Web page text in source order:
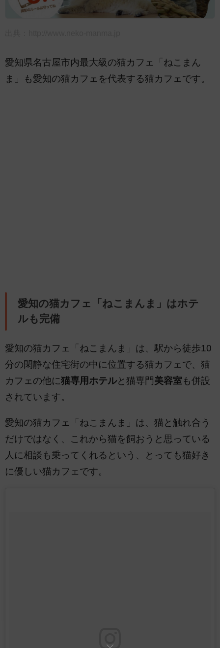
愛知県名古屋市内最大級の猫カフェ「ねこまん
ま」も愛知の猫カフェを代表する猫カフェです。
愛知の猫カフェ「ねこまんま」はホテ
ルも完備
愛知の猫カフェ「ねこまんま」は、駅から徒歩10
分の閑静な住宅街の中に位置する猫カフェで、猫
カフェの他に猫専用ホテルと猫専門美容室も併設
されています。
愛知の猫カフェ「ねこまんま」は、猫と触れ合う
だけではなく、これから猫を飼おうと思っている
人に相談も乗ってくれるという、とっても猫好き
に優しい猫カフェです。